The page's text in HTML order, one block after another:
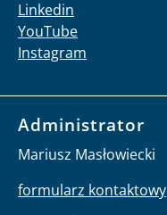
Linkedin
YouTube
Instagram
Administrator
Mariusz Masłowiecki
formularz kontaktowy